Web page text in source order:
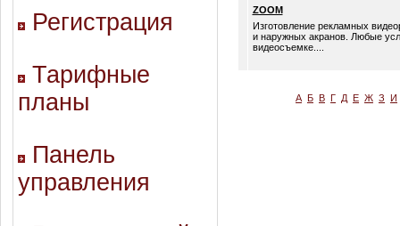
Регистрация
Тарифные
планы
Панель
управления
ZOOM
Изготовление рекламных
и наружных акранов. Любые
видеосъемке....
А Б В Г Д Е Ж З И